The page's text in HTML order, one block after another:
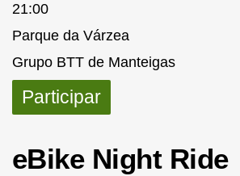
eBike Night Ride
21:00
Parque da Várzea
Grupo BTT de Manteigas
Participar